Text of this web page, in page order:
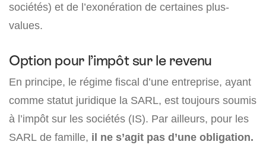
sociétés) et de l’exonération de certaines plus-
values.
Option pour l’impôt sur le revenu
En principe, le régime fiscal d’une entreprise, ayant
comme statut juridique la SARL, est toujours soumis
à l’impôt sur les sociétés (IS). Par ailleurs, pour les
SARL de famille, il ne s’agit pas d’une obligation.